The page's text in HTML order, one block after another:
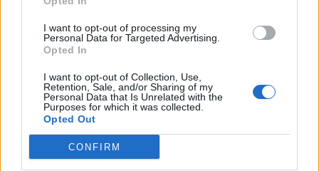
I want to opt-out of processing my
Personal Data for Targeted Advertising.
Opted In
I want to opt-out of Collection, Use,
Retention, Sale, and/or Sharing of my
Personal Data that Is Unrelated with the
Purposes for which it was collected.
Opted Out
CONFIRM
Ilmoita virheestä ·Tietoa meistä·Toimitusperiaatteet